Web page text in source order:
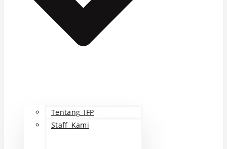
Tentang IFP
Staff Kami